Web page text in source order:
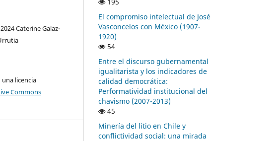
Caterine Galaz-
una licencia
Commons
El compromiso intelectual de José
Vasconcelos con México (1907-
1920)
54
Entre el discurso gubernamental
igualitarista y los indicadores de
calidad democrática:
Performatividad institucional del
chavismo (2007-2013)
45
Minería del litio en Chile y
conflictividad social: una mirada